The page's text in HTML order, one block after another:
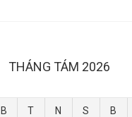
THÁNG TÁM 2026
B T N S B